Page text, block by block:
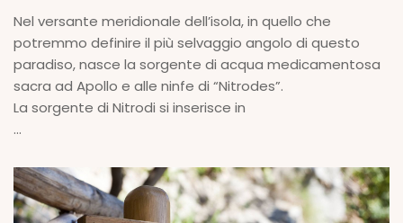
Nel versante meridionale dell’isola, in quello che
potremmo definire il più selvaggio angolo di questo
paradiso, nasce la sorgente di acqua medicamentosa
sacra ad Apollo e alle ninfe di “Nitrodes”.
La sorgente di Nitrodi si inserisce in
...